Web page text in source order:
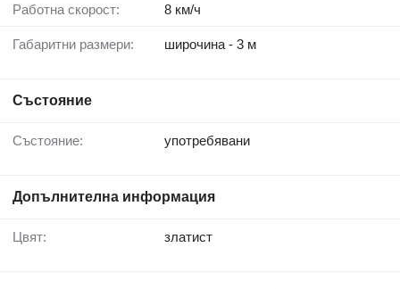
Работна скорост: 8 км/ч
Габаритни размери: широчина - 3 м
Състояние
Състояние: употребявани
Допълнителна информация
Цвят: златист